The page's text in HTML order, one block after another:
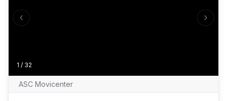
1 / 32
Previous slide Next
ASC Movicenter